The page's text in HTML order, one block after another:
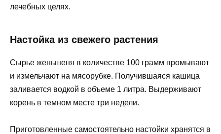
лечебных целях.
Настойка из свежего растения
Сырье женьшеня в количестве 100 грамм промывают
и измельчают на мясорубке. Получившаяся кашица
заливается водкой в объеме 1 литра. Выдерживают
корень в темном месте три недели.
Приготовленные самостоятельно настойки хранятся в